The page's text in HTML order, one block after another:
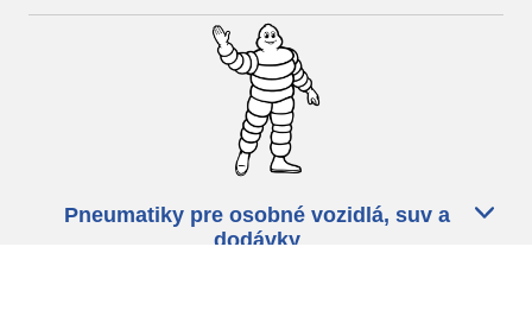
Pneumatiky pre osobné vozidlá, suv a
dodávky